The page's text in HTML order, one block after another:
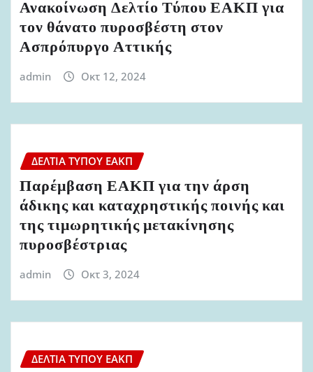
Ανακοίνωση Δελτίο Τύπου ΕΑΚΠ για
τον θάνατο πυροσβέστη στον
Ασπρόπυργο Αττικής
admin Οκτ 12, 2024
ΔΕΛΤΊΑ ΤΎΠΟΥ ΕΑΚΠ
Παρέμβαση ΕΑΚΠ για την άρση
άδικης και καταχρηστικής ποινής και
της τιμωρητικής μετακίνησης
πυροσβέστριας
admin Οκτ 3, 2024
ΔΕΛΤΊΑ ΤΎΠΟΥ ΕΑΚΠ